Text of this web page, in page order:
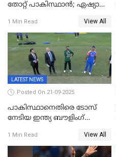
തോറ്റ് പാകിസ്ഥാൻ; ഏഷ്യാ
ഇന്ത്യ, അഭിഷേക് ശർമ്മയ്ക്ക്
അർദ്ധ സെഞ്ച്വറി
1 Min Read View All
LATEST NEWS
Posted On 21-09-2025
പാകിസ്ഥാനെതിരെ ടോസ്
നേടിയ ഇന്ത്യ ബൗളിംഗ്
1 Min Read View All